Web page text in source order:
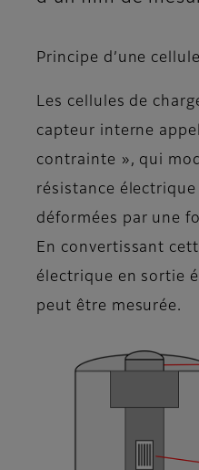
Principe d’une
Les cellules de
capteur interne
contrainte », qui
résistance
déformées par une
En convertissant
électrique en sortie
peut être mesurée.